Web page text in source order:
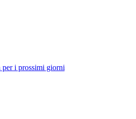
per i prossimi giorni